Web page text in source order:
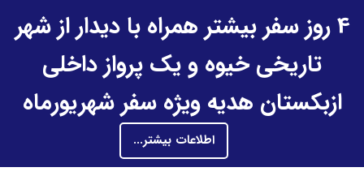
4 روز سفر بیشتر همراه با دیدار از شهر
تاریخی خیوه و یک پرواز داخلی
ازبکستان هدیه ویژه سفر شهریورماه
اطلاعات بیشتر...